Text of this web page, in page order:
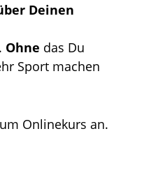
Deinen
Ohne das Du
Sport machen
Onlinekurs an.